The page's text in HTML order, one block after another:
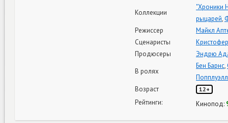
Коллекции
"Хроники
рыцарей,
Режиссер
Майкл
Сценаристы
Продюсеры
Эндрю
В ролях
Бен Барнс,
Попплуэлл
Возраст
12+
Рейтинги: Кинопод: